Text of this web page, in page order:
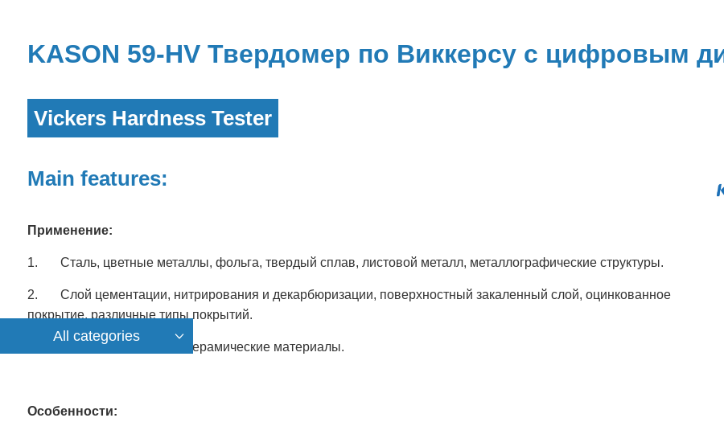
KASON 59-HV Твердомер по Виккерсу с цифровым
Vickers Hardness Tester
Main features:
Применение:
1. Сталь, цветные металлы, фольга, твердый сплав, листовой металл, металлографические структуры.
2. Слой цементации, нитрирования и декарбюризации, поверхностный закаленный слой, оцинкованное
покрытие, различные типы покрытий.
3. Стекло, кристаллы и керамические материалы.
Особенности:
All categories